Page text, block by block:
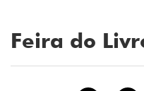
Feira do